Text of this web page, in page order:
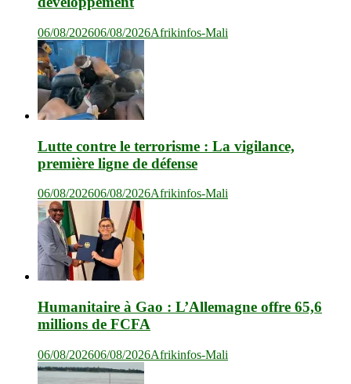
06/08/202606/08/2026Afrikinfos-Mali
Lutte contre le terrorisme : La vigilance,
première ligne de défense
06/08/202606/08/2026Afrikinfos-Mali
Humanitaire à Gao : L’Allemagne offre 65,6
millions de FCFA
06/08/202606/08/2026Afrikinfos-Mali